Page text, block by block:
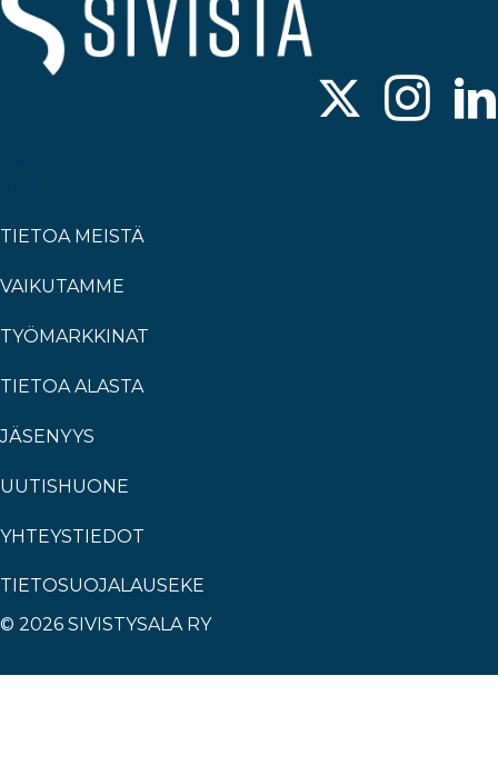
TIETOA MEISTÄ
VAIKUTAMME
TYÖMARKKINAT
TIETOA ALASTA
JÄSENYYS
UUTISHUONE
YHTEYSTIEDOT
TIETOSUOJALAUSEKE
© 2026 SIVISTYSALA RY